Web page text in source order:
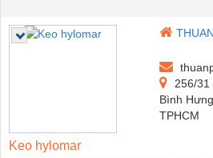
256/31
Bình
TPHCM
Keo hylomar